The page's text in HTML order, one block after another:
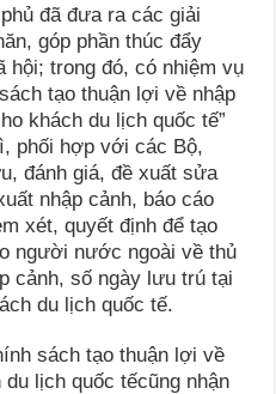
đã đưa ra các giải
góp phần thúc đẩy
hội; trong đó, có nhiệm vụ
tạo thuận lợi về nhập
khách du lịch quốc tế”
phối hợp với các Bộ,
đánh giá, đề xuất sửa
nhập cảnh, báo cáo
xét, quyết định để tạo
người nước ngoài về thủ
cảnh, số ngày lưu trú tại
du lịch quốc tế.
sách tạo thuận lợi về
lịch quốc tếcũng nhận